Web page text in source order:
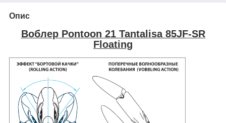
Опис
Воблер Pontoon 21 Tantalisa 85JF-SR
Floating